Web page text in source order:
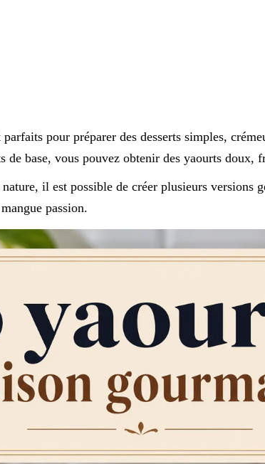
pour préparer des desserts simples,
de base, vous pouvez obtenir des yaourts doux,
il est possible de créer plusieurs versions
passion.